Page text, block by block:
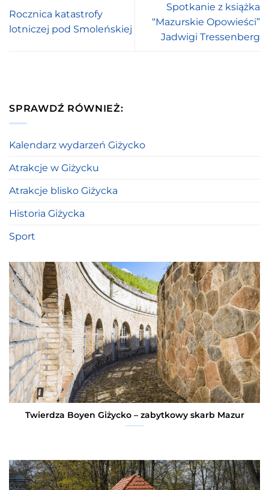
Rocznica katastrofy
lotniczej pod Smoleńskiej
Spotkanie z książka
“Mazurskie Opowieści”
Jadwigi Tressenberg
SPRAWDŹ RÓWNIEŻ:
Kalendarz wydarzeń Giżycko
Atrakcje w Giżycku
Atrakcje blisko Giżycka
Historia Giżycka
Sport
Twierdza Boyen Giżycko – zabytkowy skarb Mazur